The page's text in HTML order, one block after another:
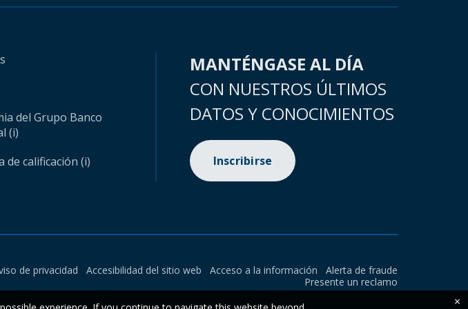
del Grupo Banco
(i)
de calificación (i)
MANTÉNGASE AL DÍA
CON NUESTROS ÚLTIMOS
DATOS Y CONOCIMIENTOS
Inscribirse
de privacidad Accesibilidad del sitio web Acceso a la información
Alerta de fraude
Presente un reclamo
×